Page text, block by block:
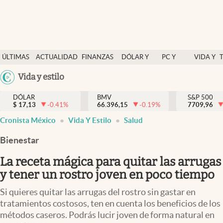
ÚLTIMAS
NOTICIAS
ACTUALIDAD
FINANZAS
DÓLAR Y
PC Y
VIDA Y
México
Vida y estilo
Actualidad
Finanzas y economía
Dólar y mercados
Pc y celular
Vida y estilo
DÓLAR
$ 17,13 -0.41%
BMV
66.396,15
-0.19%
S&P 500
7709,96
Cronista México Vida Y Estilo Salud
Bienestar
La receta mágica para quitar las arrugas
y tener un rostro joven en poco tiempo
Si quieres quitar las arrugas del rostro sin gastar en
tratamientos costosos, ten en cuenta los beneficios de los
métodos caseros. Podrás lucir joven de forma natural en